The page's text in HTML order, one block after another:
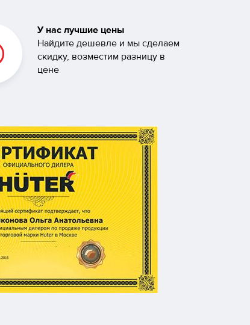
У нас лучшие цены
Найдите дешевле и мы сделаем
скидку, возместим разницу в
цене